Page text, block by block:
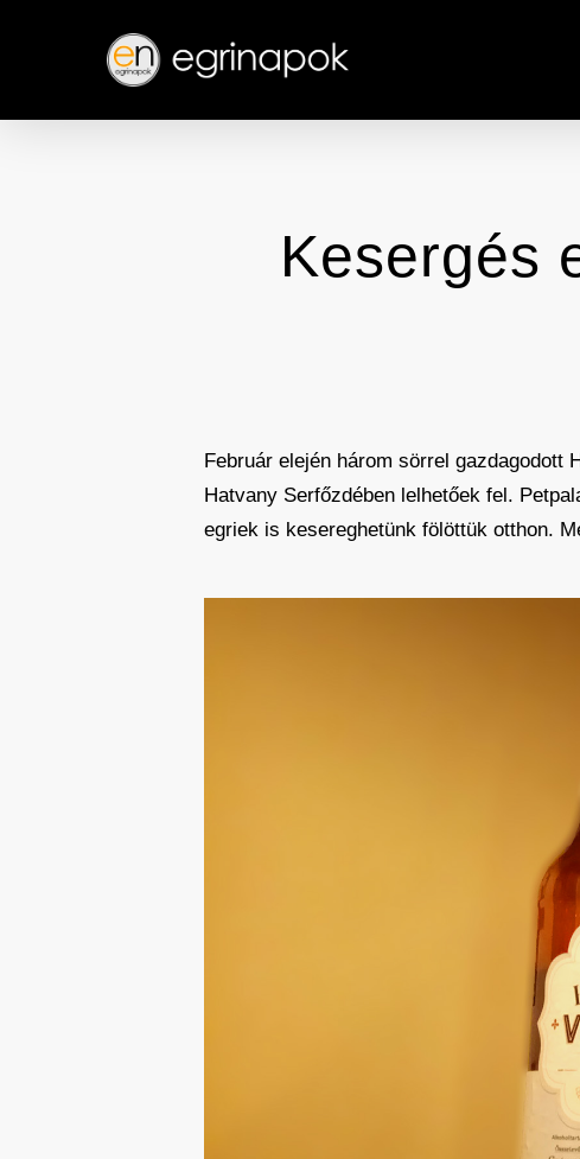
content
Kesergés
Február elején három sörrel
Hatvany Serfőzdében lelhetőek fel.
egriek is kesereghetünk fölöttük otthon.